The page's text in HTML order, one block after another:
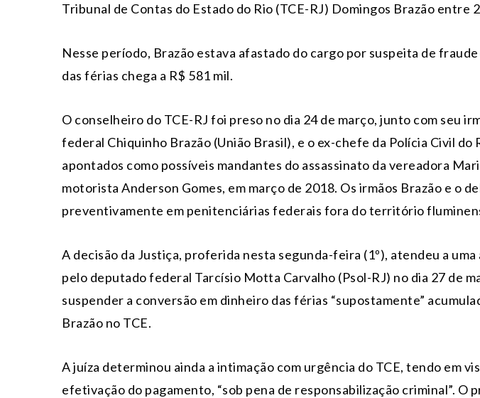
Tribunal de Contas do Estado do Rio (TCE-RJ) Domingos Brazão entre
Nesse período, Brazão estava afastado do cargo por suspeita de
das férias chega a R$ 581 mil.
O conselheiro do TCE-RJ foi preso no dia 24 de março, junto com seu
federal Chiquinho Brazão (União Brasil), e o ex-chefe da Polícia Civil do
apontados como possíveis mandantes do assassinato da vereadora
motorista Anderson Gomes, em março de 2018. Os irmãos Brazão e o
preventivamente em penitenciárias federais fora do território
A decisão da Justiça, proferida nesta segunda-feira (1º), atendeu a uma
pelo deputado federal Tarcísio Motta Carvalho (Psol-RJ) no dia 27 de
suspender a conversão em dinheiro das férias “supostamente”
Brazão no TCE.
A juíza determinou ainda a intimação com urgência do TCE, tendo em
efetivação do pagamento, “sob pena de responsabilização criminal”. O